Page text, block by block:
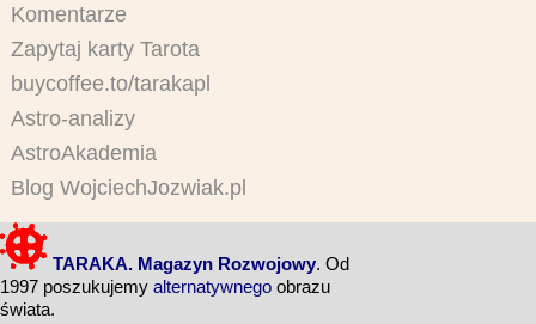
Komentarze
Zapytaj karty Tarota
buycoffee.to/tarakapl
Astro-analizy
AstroAkademia
Blog WojciechJozwiak.pl
TARAKA. Magazyn Rozwojowy. Od
1997 poszukujemy alternatywnego obrazu
świata.